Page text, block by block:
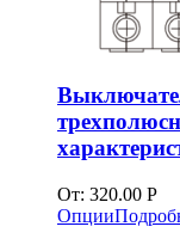
От: 320.00 Р
Опции